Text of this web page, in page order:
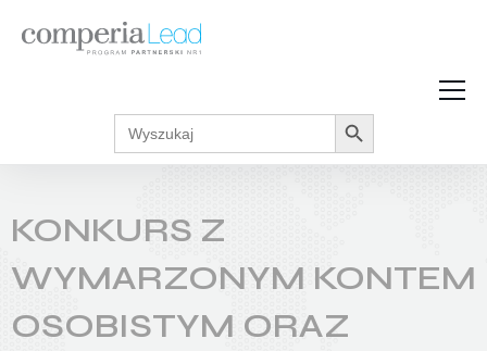
Strefa Wiedzy
Akcje promocyjne
Regulaminy
Search
for:
Search Button
KONKURS Z
WYMARZONYM KONTEM
OSOBISTYM ORAZ